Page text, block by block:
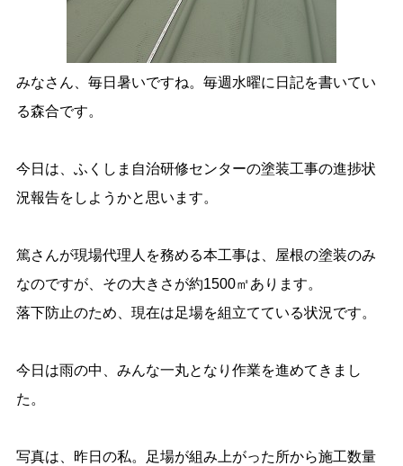
みなさん、毎日暑いですね。毎週水曜に日記を書いてい
る森合です。
今日は、ふくしま自治研修センターの塗装工事の進捗状
況報告をしようかと思います。
篤さんが現場代理人を務める本工事は、屋根の塗装のみ
なのですが、その大きさが約1500㎡あります。
落下防止のため、現在は足場を組立てている状況です。
今日は雨の中、みんな一丸となり作業を進めてきまし
た。
写真は、昨日の私。足場が組み上がった所から施工数量